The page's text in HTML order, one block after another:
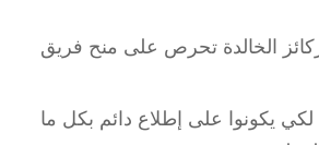
الخالدة تحرص على منح فريق
يكونوا على إطلاع دائم بكل ما